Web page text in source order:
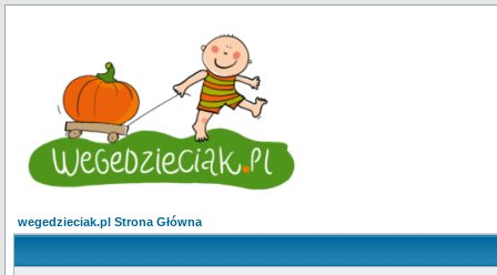
wegedzieciak.pl Strona Główna